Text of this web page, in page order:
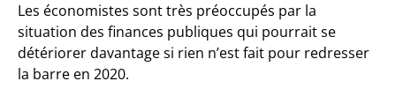
Les économistes sont très préoccupés par la
situation des finances publiques qui pourrait se
détériorer davantage si rien n’est fait pour redresser
la barre en 2020.